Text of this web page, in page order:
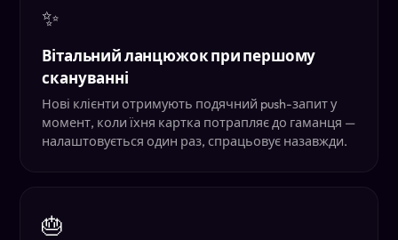
✨
Вітальний ланцюжок при першому
скануванні
Нові клієнти отримують подячний push-запит у
момент, коли їхня картка потрапляє до гаманця —
налаштовується один раз, спрацьовує назавжди.
🎂